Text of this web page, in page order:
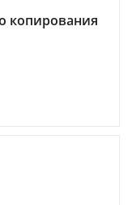
копирования